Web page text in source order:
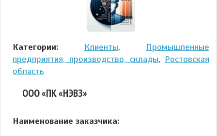
Категории: Клиенты, Промышленные
предприятия, производство, склады, Ростовская
область
ООО «ПК «НЭВЗ»
Наименование заказчика: